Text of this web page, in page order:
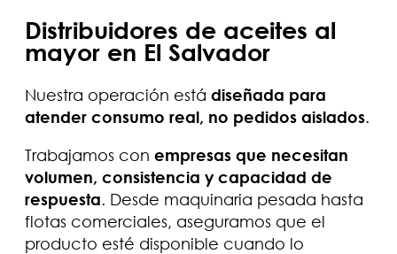
Distribuidores de aceites al
mayor en El Salvador
Nuestra operación está diseñada para
atender consumo real, no pedidos aislados.
Trabajamos con empresas que necesitan
volumen, consistencia y capacidad de
respuesta. Desde maquinaria pesada hasta
flotas comerciales, aseguramos que el
producto esté disponible cuando lo